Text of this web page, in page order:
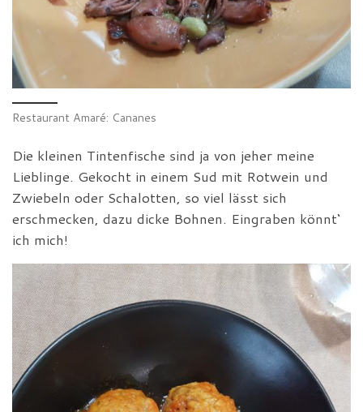
Restaurant Amaré: Cananes
Die kleinen Tintenfische sind ja von jeher meine
Lieblinge. Gekocht in einem Sud mit Rotwein und
Zwiebeln oder Schalotten, so viel lässt sich
erschmecken, dazu dicke Bohnen. Eingraben könnt‘
ich mich!